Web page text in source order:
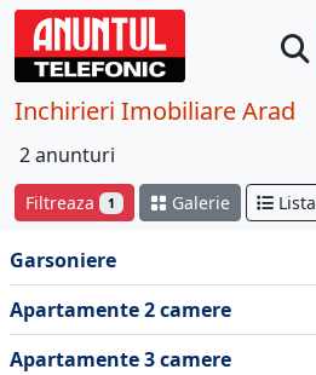
Inchirieri Imobiliare Arad
2 anunturi
Filtreaza 1 Galerie Lista
Garsoniere
Apartamente 2 camere
Apartamente 3 camere